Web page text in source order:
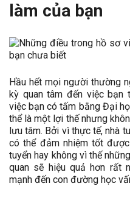
làm của bạn
Hầu hết mọi người thường
kỳ quan tâm đến việc bạn
việc bạn có tấm bằng Đại
thể là một lợi thế nhưng
lưu tâm. Bởi vì thực tế, nhà
có thể đảm nhiệm tốt
tuyển hay không vì thế
quan sẽ hiệu quả hơn rất
mạnh đến con đường học